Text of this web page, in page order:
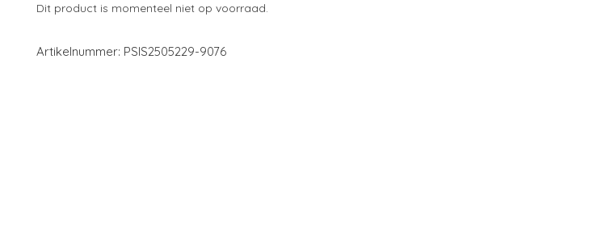
Dit product is momenteel niet op voorraad.
Artikelnummer: PSIS2505229-9076